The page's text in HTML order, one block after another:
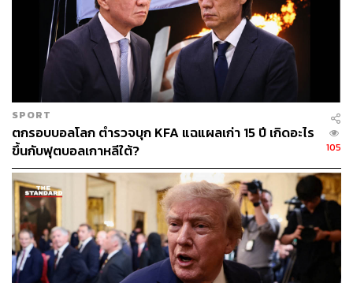
Market Cap. มากกว่า 50% ของตลาดหุ้นทั้งหมด
พูดง่ายๆ ตอนนี้ นักลงทุนมองว่าสินค้าหรือบริการที่เราเคยใช้
มาตลอด ตั้งแต่ยุคปฏิวัติอุตสาหกรรมเมื่อ 2-300 ปีก่อนนั้น
คงจะไม่โตอีกต่อไป หรือคงจะโตช้ามาก ต่อไปนี้ มีแต่ AI และ
อุตสาหกรรมหรือบริการที่เกี่ยวข้องเท่านั้นที่จะโต ‘ระเบิด’
และจะโตเร็วมากจนแทบจะกลืนกินโลก และสิ่งที่พิสูจน์ก็คือ
ราคาหุ้นที่ปรับตัวเพิ่มขึ้นเรื่อยๆ พร้อมๆ กับรายได้ของบริษัท
ที่ทำเกี่ยวกับ AI ทั้งหลาย และกำไรที่ปรับตัวเพิ่มขึ้นตามหรือ
สูงยิ่งกว่ารายได้ที่เพิ่มขึ้น
ทั้งหมดนั้นก็คือ ‘สตอรี่’ ของหุ้นที่ทำให้หุ้นวิ่งขึ้นไปมหาศาล
แบบ ‘หลุดโลก’ แต่แค่ ‘เรื่องราวหรือเรื่องเล่า’ นั้น ยังไม่พอที่
จะทำให้หุ้นขึ้นระดับนั้นได้
SPORT
ตกรอบบอลโลก ตำรวจบุก KFA แฉแผลเก่า 15 ปี เกิดอะไร
ขึ้นกับฟุตบอลเกาหลีใต้?
105